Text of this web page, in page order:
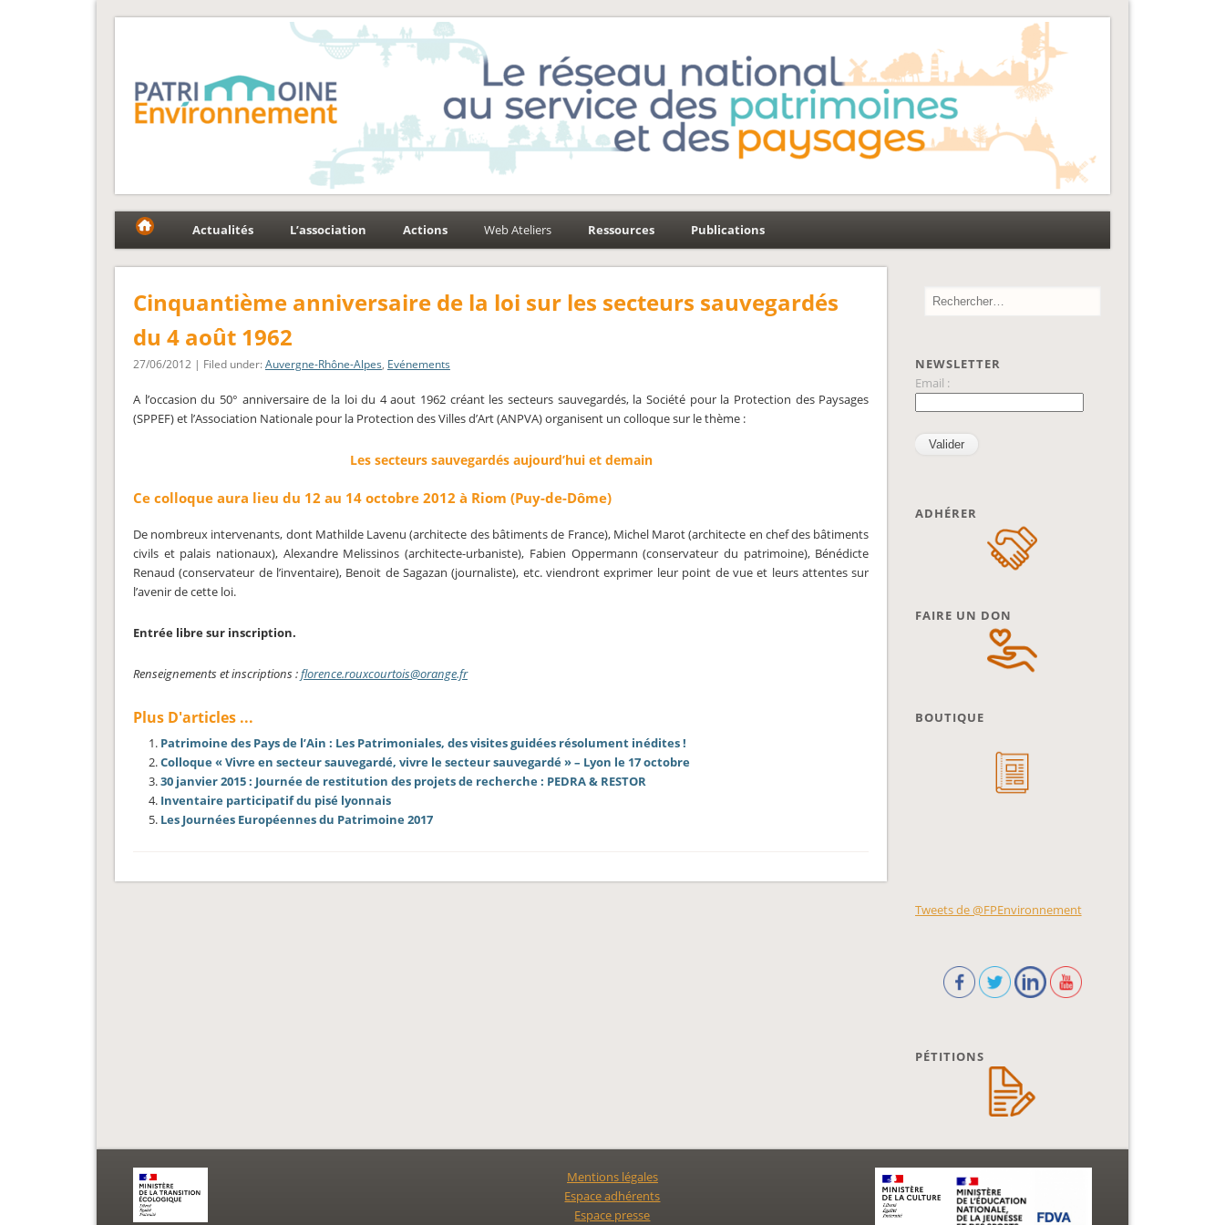
Fédération Patrimoine-Environnement
Actualités L’association Actions Web Ateliers Ressources Publications
Cinquantième anniversaire de la loi sur les secteurs sauvegardés
du 4 août 1962
27/06/2012 | Filed under:Auvergne-Rhône-Alpes, Evénements
A l’occasion du 50° anniversaire de la loi du 4 aout 1962 créant les secteurs sauvegardés, la Société pour la Protection des Paysages
(SPPEF) et l’Association Nationale pour la Protection des Villes d’Art (ANPVA) organisent un colloque sur le thème :
Les secteurs sauvegardés aujourd’hui et demain
Ce colloque aura lieu du 12 au 14 octobre 2012 à Riom (Puy-de-Dôme)
De nombreux intervenants, dont Mathilde Lavenu (architecte des bâtiments de France), Michel Marot (architecte en chef des bâtiments
civils et palais nationaux), Alexandre Melissinos (architecte-urbaniste), Fabien Oppermann (conservateur du patrimoine), Bénédicte
Renaud (conservateur de l’inventaire), Benoit de Sagazan (journaliste), etc. viendront exprimer leur point de vue et leurs attentes sur
l’avenir de cette loi.
Entrée libre sur inscription.
Renseignements et inscriptions :florence.rouxcourtois@orange.fr
Plus D'articles ...
Patrimoine des Pays de l’Ain : Les Patrimoniales, des visites guidées résolument inédites !
Colloque « Vivre en secteur sauvegardé, vivre le secteur sauvegardé » – Lyon le 17 octobre
30 janvier 2015 : Journée de restitution des projets de recherche : PEDRA & RESTOR
Inventaire participatif du pisé lyonnais
Les Journées Européennes du Patrimoine 2017
NEWSLETTER
Email :
ADHÉRER
FAIRE UN DON
BOUTIQUE
Tweets de @FPEnvironnement
PÉTITIONS
Mentions légales
Espace adhérents
Espace presse